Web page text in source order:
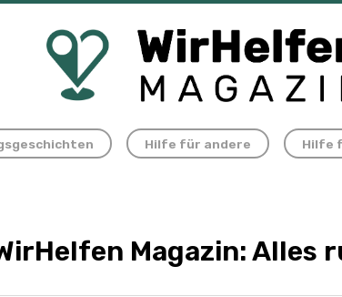
Hilfe für andere Hilfe
Magazin: Alles